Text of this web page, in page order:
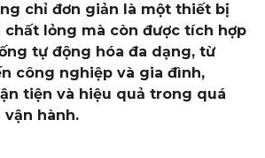
chỉ đơn giản là một thiết bị
lỏng mà còn được tích hợp
tự động hóa đa dạng, từ
công nghiệp và gia đình,
tiện và hiệu quả trong quá
hành.